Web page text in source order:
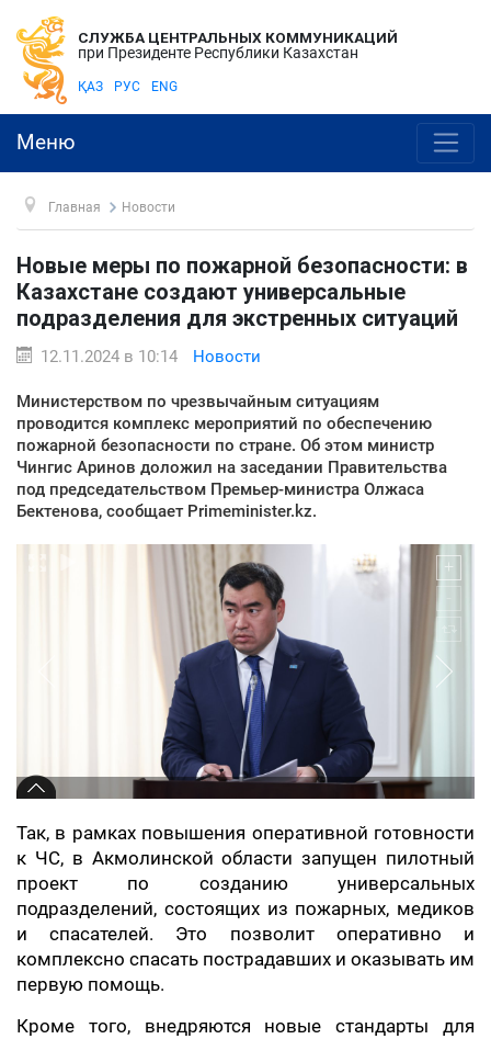
СЛУЖБА ЦЕНТРАЛЬНЫХ КОММУНИКАЦИЙ
при Президенте Республики Казахстан
ҚАЗ РУС ENG
Меню
Главная Новости
Новые меры по пожарной безопасности: в
Казахстане создают универсальные
подразделения для экстренных ситуаций
12.11.2024 в 10:14 Новости
Министерством по чрезвычайным ситуациям
проводится комплекс мероприятий по обеспечению
пожарной безопасности по стране. Об этом министр
Чингис Аринов доложил на заседании Правительства
под председательством Премьер-министра Олжаса
Бектенова, сообщает Primeminister.kz.
Так, в рамках повышения оперативной готовности
к ЧС, в Акмолинской области запущен пилотный
проект по созданию универсальных
подразделений, состоящих из пожарных, медиков
и спасателей. Это позволит оперативно и
комплексно спасать пострадавших и оказывать им
первую помощь.
Кроме того, внедряются новые стандарты для